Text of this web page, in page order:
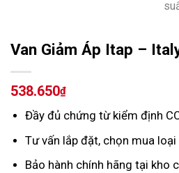
Van Giảm Áp Itap –
538.650₫
Đầy đủ chứng từ kiểm định
Tư vấn lắp đặt, chọn mua loại
Bảo hành chính hãng tại kho